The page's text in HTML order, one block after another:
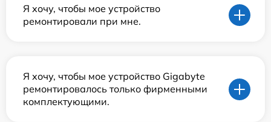
Я хочу, чтобы мое устройство
ремонтировали при мне.
Я хочу, чтобы мое устройство Gigabyte
ремонтировалось только фирменными
комплектующими.